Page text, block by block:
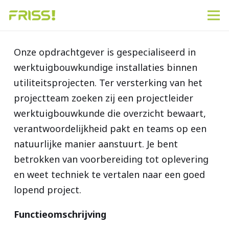
Onze opdrachtgever is gespecialiseerd in
werktuigbouwkundige installaties binnen
utiliteitsprojecten. Ter versterking van het
projectteam zoeken zij een projectleider
werktuigbouwkunde die overzicht bewaart,
verantwoordelijkheid pakt en teams op een
natuurlijke manier aanstuurt. Je bent
betrokken van voorbereiding tot oplevering
en weet techniek te vertalen naar een goed
lopend project.
Functieomschrijving